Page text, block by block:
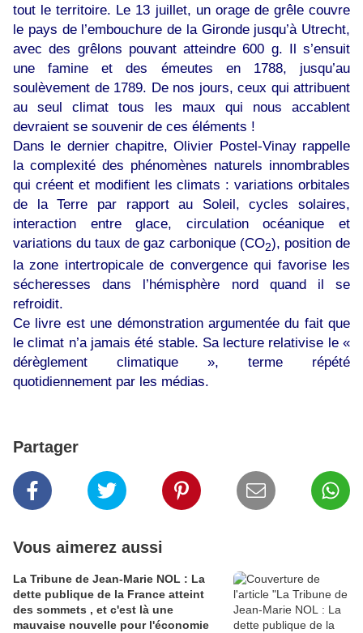
tout le territoire. Le 13 juillet, un orage de grêle couvre
le pays de l’embouchure de la Gironde jusqu’à Utrecht,
avec des grêlons pouvant atteindre 600 g. Il s’ensuit
une famine et des émeutes en 1788, jusqu’au
soulèvement de 1789. De nos jours, ceux qui attribuent
au seul climat tous les maux qui nous accablent
devraient se souvenir de ces éléments !
Dans le dernier chapitre, Olivier Postel-Vinay rappelle
la complexité des phénomènes naturels innombrables
qui créent et modifient les climats : variations orbitales
de la Terre par rapport au Soleil, cycles solaires,
interaction entre glace, circulation océanique et
variations du taux de gaz carbonique (CO2), position de
la zone intertropicale de convergence qui favorise les
sécheresses dans l’hémisphère nord quand il se
refroidit.
Ce livre est une démonstration argumentée du fait que
le climat n’a jamais été stable. Sa lecture relativise le «
dérèglement climatique », terme répété
quotidiennement par les médias.
Partager
Vous aimerez aussi
La Tribune de Jean-Marie NOL : La
dette publique de la France atteint
des sommets , et c'est là une
mauvaise nouvelle pour l'économie